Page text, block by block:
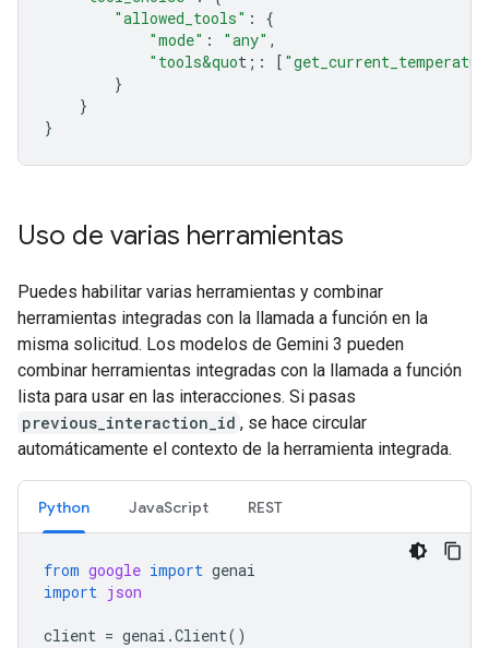
"allowed_tools" :
{
"mode" : "any" ,
"tools&quot; : [
}
}
}
Uso de varias herramientas
Puedes habilitar varias herramientas y combinar
herramientas integradas con la llamada a función en la
misma solicitud. Los modelos de Gemini 3 pueden
combinar herramientas integradas con la llamada a función
lista para usar en las interacciones. Si pasas
previous_interaction_id , se hace circular
automáticamente el contexto de la herramienta integrada.
Python JavaScript REST
from google import genai
import json
client = genai .Client()